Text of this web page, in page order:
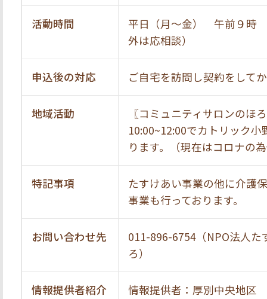
活動時間
平日（月～金） 午前９時
外は応相談）
申込後の対応 ご自宅を訪問し契約をして
地域活動
〖コミュニティサロンの
10:00~12:00でカトリック
ります。（現在はコロナの
特記事項
たすけあい事業の他に介護
事業も行っております。
お問い合わせ先
011-896-6754（NPO法人た
ろ）
情報提供者紹介 情報提供者：厚別中央地